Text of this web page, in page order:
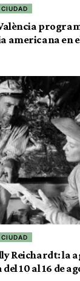
americana en
Reichardt: la
10 al 16 de